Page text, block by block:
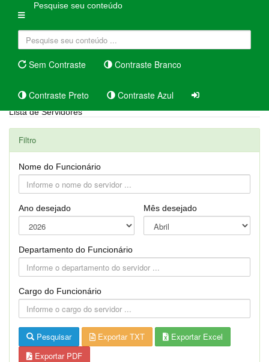
Pesquise seu conteúdo
Sem Contraste Contraste Branco
Contraste Preto Contraste Azul
Lista de Servidores
Filtro
Nome do Funcionário
Ano desejado Mês desejado
Departamento do Funcionário
Cargo do Funcionário
Pesquisar Exportar TXT
Exportar Excel
Exportar PDF